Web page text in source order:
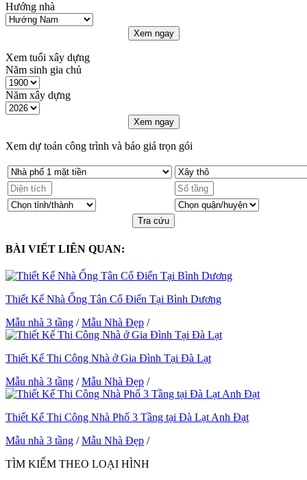
Hướng nhà
Xem ngay
Xem tuổi xây dựng
Năm sinh gia chủ
Năm xây dựng
Xem ngay
Xem dự toán công trình và báo giá trọn gói
Tra cứu
BÀI VIẾT LIÊN QUAN:
Thiết Kế Nhà Ống Tân Cổ Điển Tại Bình Dương
Mẫu nhà 3 tầng /Mẫu Nhà Đẹp /
Thiết Kế Thi Công Nhà ở Gia Đình Tại Đà Lạt
Mẫu nhà 3 tầng /Mẫu Nhà Đẹp /
Thiết Kế Thi Công Nhà Phố 3 Tầng tại Đà Lạt Anh Đạt
Mẫu nhà 3 tầng /Mẫu Nhà Đẹp /
TÌM KIẾM THEO LOẠI HÌNH